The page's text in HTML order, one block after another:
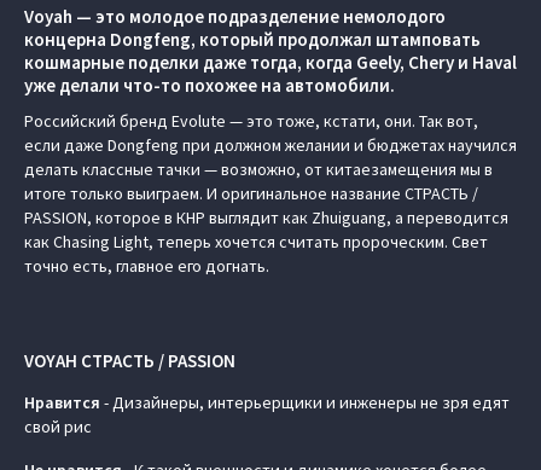
Voyah — это молодое подразделение немолодого
концерна Dongfeng, который продолжал штамповать
кошмарные поделки даже тогда, когда Geely, Chery и Haval
уже делали что-то похожее на автомобили.
Российский бренд Evolute — это тоже, кстати, они. Так вот,
если даже Dongfeng при должном желании и бюджетах научился
делать классные тачки — возможно, от китаезамещения мы в
итоге только выиграем. И оригинальное название СТРАСТЬ /
PASSION, которое в КНР выглядит как Zhuiguang, а переводится
как Chasing Light, теперь хочется считать пророческим. Свет
точно есть, главное его догнать.
VOYAH СТРАСТЬ / PASSION
Нравится - Дизайнеры, интерьерщики и инженеры не зря едят
свой рис